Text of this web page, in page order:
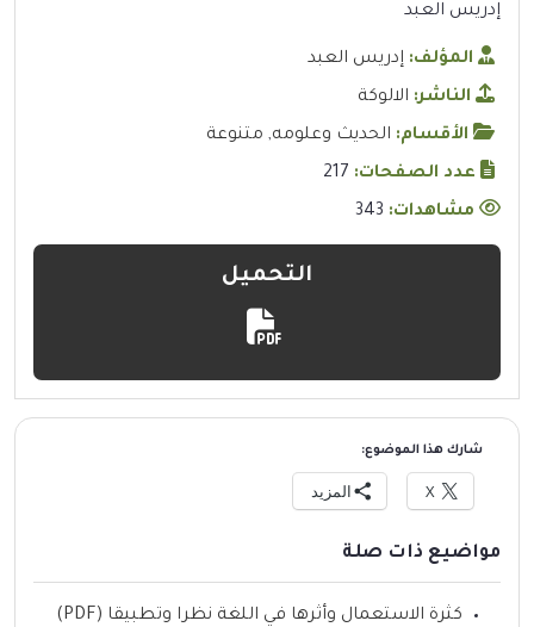
إدريس العبد
المؤلف: إدريس العبد
الناشر: الالوكة
الأقسام: الحديث وعلومه, متنوعة
عدد الصفحات: 217
مشاهدات:
التحميل
شارك هذا الموضوع:
X المزيد
مواضيع ذات صلة
كثرة الاستعمال وأثرها في اللغة نظرا وتطبيقا (PDF)